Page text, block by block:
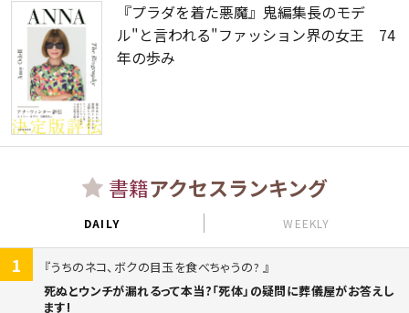
『プラダを着た悪魔』鬼編集長のモデ
ル"と言われる"ファッション界の女王 74
年の歩み
書籍アクセスランキング
DAILY WEEKLY
1
うちのネコ、ボクの目玉を食べちゃうの?
死ぬとウンチが漏れるって本当?「死体」の疑問に葬儀屋がお答えし
ます!